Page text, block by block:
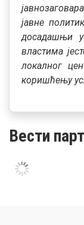
јавне
досадашњи
властима
локалног
коришћењу
Вести